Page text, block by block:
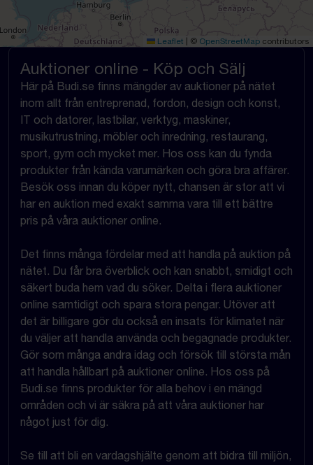
Leaflet © OpenStreetMap contributors
Auktioner online - Köp och Sälj
Här på Budi.se finns mängder av auktioner på nätet
inom allt från entreprenad, fordon, design och konst,
IT och datorer, lastbilar, verktyg, maskiner,
musikutrustning, möbler och inredning, restaurang,
sport, gym och mycket mer. Hos oss kan du fynda
produkter från kända varumärken och göra bra affärer.
Besök oss innan du köper nytt, chansen är stor att vi
har en auktion med exakt samma vara till ett bättre
pris på våra auktioner online.
Det finns många fördelar med att handla på auktion på
nätet. Du får bra överblick och kan snabbt, smidigt och
säkert buda hem vad du söker. Delta i flera auktioner
online samtidigt och spara stora pengar. Utöver att
det är billigare gör du också en insats för klimatet när
du väljer att handla använda och begagnade produkter.
Gör som många andra idag och försök till största mån
att handla hållbart på auktioner online. Hos oss på
Budi.se finns produkter för alla behov i en mängd
områden och vi är säkra på att våra auktioner har
något just för dig.
Se till att bli en vardagshjälte genom att bidra till miljön,